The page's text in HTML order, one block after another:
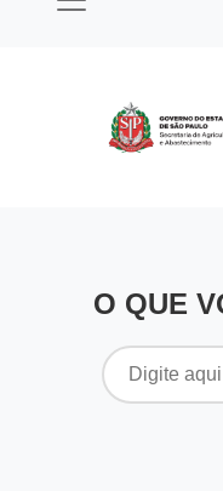
O QUE
Pesquisar
por: